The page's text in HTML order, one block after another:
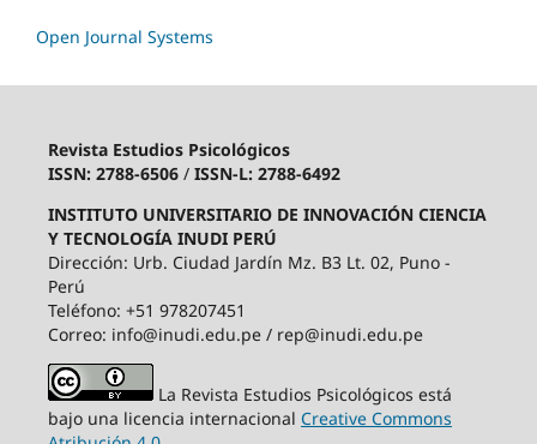
Open Journal Systems
Revista Estudios Psicológicos
ISSN: 2788-6506/ ISSN-L: 2788-6492
INSTITUTO UNIVERSITARIO DE INNOVACIÓN CIENCIA
Y TECNOLOGÍA INUDI PERÚ
Dirección: Urb. Ciudad Jardín Mz. B3 Lt. 02, Puno -
Perú
Teléfono: +51 978207451
Correo: info@inudi.edu.pe / rep@inudi.edu.pe
La Revista Estudios Psicológicos está
bajo una licencia internacional Creative Commons